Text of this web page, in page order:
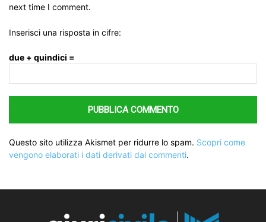
next time I comment.
Inserisci una risposta in cifre:
due + quindici =
Questo sito utilizza Akismet per ridurre lo spam. Scopri come
vengono elaborati i dati derivati dai commenti.